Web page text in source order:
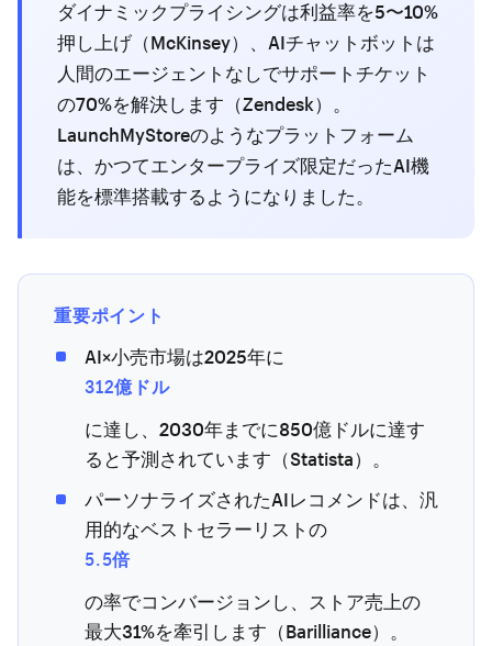
ダイナミックプライシングは利益率を5〜10%
押し上げ（McKinsey）、AIチャットボットは
人間のエージェントなしでサポートチケット
の70%を解決します（Zendesk）。
LaunchMyStoreのようなプラットフォーム
は、かつてエンタープライズ限定だったAI機
能を標準搭載するようになりました。
重要ポイント
AI×小売市場は2025年に
312億ドル
に達し、2030年までに850億ドルに達す
ると予測されています（Statista）。
パーソナライズされたAIレコメンドは、汎
用的なベストセラーリストの
5.5倍
の率でコンバージョンし、ストア売上の
最大31%を牽引します（Barilliance）。